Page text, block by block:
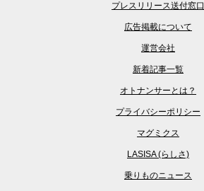
プレスリリース送付窓口
広告掲載について
運営会社
新着記事一覧
オトナンサーとは？
プライバシーポリシー
マグミクス
LASISA (らしさ)
乗りものニュース